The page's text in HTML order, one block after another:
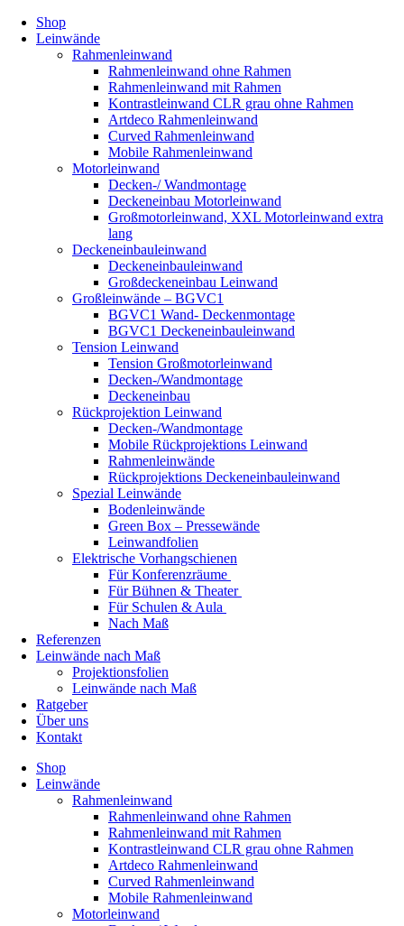
Shop
Leinwände
Rahmenleinwand
Rahmenleinwand ohne Rahmen
Rahmenleinwand mit Rahmen
Kontrastleinwand CLR grau ohne Rahmen
Artdeco Rahmenleinwand
Curved Rahmenleinwand
Mobile Rahmenleinwand
Motorleinwand
Decken-/ Wandmontage
Deckeneinbau Motorleinwand
Großmotorleinwand, XXL Motorleinwand extra
lang
Deckeneinbauleinwand
Deckeneinbauleinwand
Großdeckeneinbau Leinwand
Großleinwände – BGVC1
BGVC1 Wand- Deckenmontage
BGVC1 Deckeneinbauleinwand
Tension Leinwand
Tension Großmotorleinwand
Decken-/Wandmontage
Deckeneinbau
Rückprojektion Leinwand
Decken-/Wandmontage
Mobile Rückprojektions Leinwand
Rahmenleinwände
Rückprojektions Deckeneinbauleinwand
Spezial Leinwände
Bodenleinwände
Green Box – Pressewände
Leinwandfolien
Elektrische Vorhangschienen
Für Konferenzräume
Für Bühnen & Theater
Für Schulen & Aula
Nach Maß
Referenzen
Leinwände nach Maß
Projektionsfolien
Leinwände nach Maß
Ratgeber
Über uns
Kontakt
Shop
Leinwände
Rahmenleinwand
Rahmenleinwand ohne Rahmen
Rahmenleinwand mit Rahmen
Kontrastleinwand CLR grau ohne Rahmen
Artdeco Rahmenleinwand
Curved Rahmenleinwand
Mobile Rahmenleinwand
Motorleinwand